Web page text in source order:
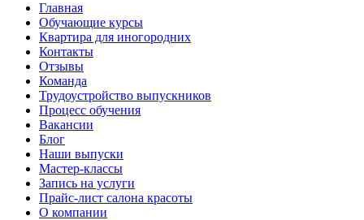
Главная
Обучающие курсы
Квартира для иногородних
Контакты
Отзывы
Команда
Трудоустройство выпускников
Процесс обучения
Вакансии
Блог
Наши выпуски
Мастер-классы
Запись на услуги
Прайс-лист салона красоты
О компании